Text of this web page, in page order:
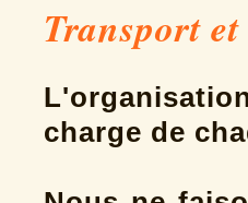
Transport
charge de